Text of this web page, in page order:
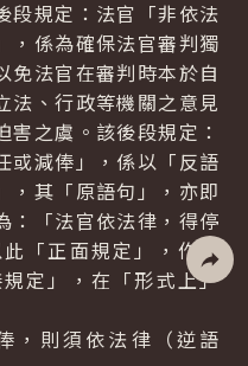
社群
段規定：法官「非依法
，係為確保法官審判獨
免法官在審判時本於自
法、行政等機關之意見
之虞。該後段規定：
或減俸」，係以「反語
，其「原語句」，亦即
：「法官依法律，得停
「正面規定」，作為
定」，在「形式上」
，則須依法律（逆語